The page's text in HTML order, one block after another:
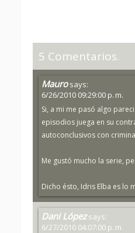
5 Comentarios.
Mauro says:
6/26/2010 09:29:00 p. m.
Si, a mi me pasó algo
episodios juega en su
autoconclusivos con
Me gustó mucho la serie,
Dicho ésto, Idris Elba es lo
Dani López says:
6/27/2010 04:07:00 p. m.